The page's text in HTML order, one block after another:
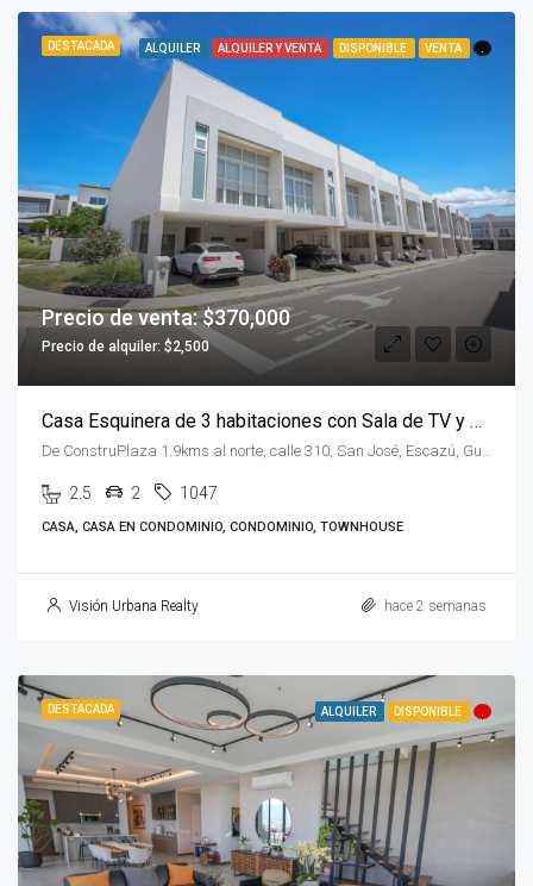
DESTACADA ALQUILER ALQUILER Y VENTA DISPONIBLE VENTA .
Precio de venta: $370,000
Precio de alquiler: $2,500
Casa Esquinera de 3 habitaciones con Sala de TV y Oficina en Condominio 3-10 Guachipelín
2.5 2 1047
CASA, CASA EN CONDOMINIO, CONDOMINIO, TOWNHOUSE
Visión Urbana Realty hace 2 semanas
DESTACADA ALQUILER DISPONIBLE